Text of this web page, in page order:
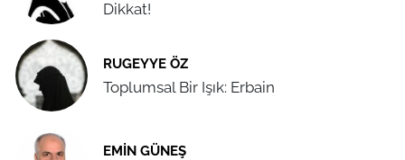
Dikkat!
RUGEYYE ÖZ
Toplumsal Bir Işık: Erbain
EMIN GÜNEŞ